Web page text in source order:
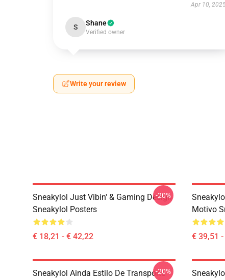
Apr 10,
S Shane
Verified owner
Write your review
Sneakylol Just Vibin' & Gaming Design
Sneakylol Posters
€ 18,21 - € 42,22
-20%
Motivo
€ 39,51
Sneakylol Ainda Estilo De Transporte
-20%